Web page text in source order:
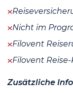
Nicht im
Filovent
Filovent
Zusätzliche